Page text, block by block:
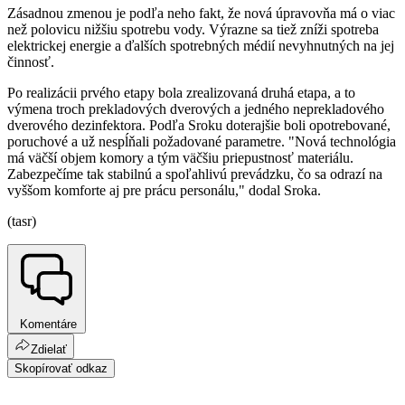
Zásadnou zmenou je podľa neho fakt, že nová úpravovňa má o viac
než polovicu nižšiu spotrebu vody. Výrazne sa tiež zníži spotreba
elektrickej energie a ďalších spotrebných médií nevyhnutných na jej
činnosť.
Po realizácii prvého etapy bola zrealizovaná druhá etapa, a to
výmena troch prekladových dverových a jedného neprekladového
dverového dezinfektora. Podľa Sroku doterajšie boli opotrebované,
poruchové a už nespĺňali požadované parametre. "Nová technológia
má väčší objem komory a tým väčšiu priepustnosť materiálu.
Zabezpečíme tak stabilnú a spoľahlivú prevádzku, čo sa odrazí na
vyššom komforte aj pre prácu personálu," dodal Sroka.
(tasr)
Komentáre
Zdielať
Skopírovať odkaz